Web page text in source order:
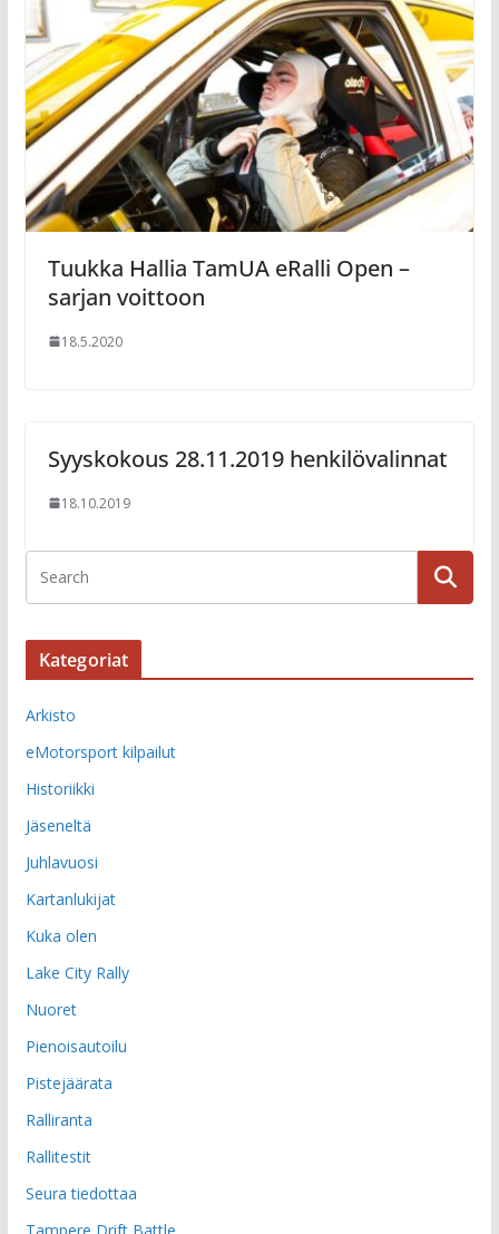
Tuukka Hallia TamUA eRalli Open –
sarjan voittoon
18.5.2020
Syyskokous 28.11.2019 henkilövalinnat
18.10.2019
Kategoriat
Arkisto
eMotorsport kilpailut
Historiikki
Jäseneltä
Juhlavuosi
Kartanlukijat
Kuka olen
Lake City Rally
Nuoret
Pienoisautoilu
Pistejäärata
Ralliranta
Rallitestit
Seura tiedottaa